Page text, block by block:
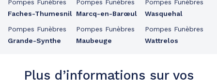
Pompes Funèbres
Faches-Thumesnil
Pompes Funèbres
Grande-Synthe
Pompes Funèbres
Marcq-en-Barœul
Pompes Funèbres
Maubeuge
Pompes Funèbres
Wasquehal
Pompes Funèbres
Wattrelos
Plus d’informations sur vos